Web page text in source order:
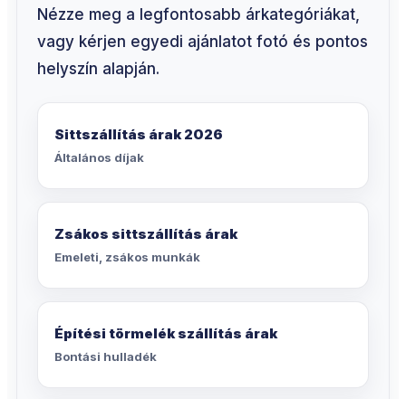
Nézze meg a legfontosabb árkategóriákat,
vagy kérjen egyedi ajánlatot fotó és pontos
helyszín alapján.
Sittszállítás árak 2026
Általános díjak
Zsákos sittszállítás árak
Emeleti, zsákos munkák
Építési törmelék szállítás árak
Bontási hulladék